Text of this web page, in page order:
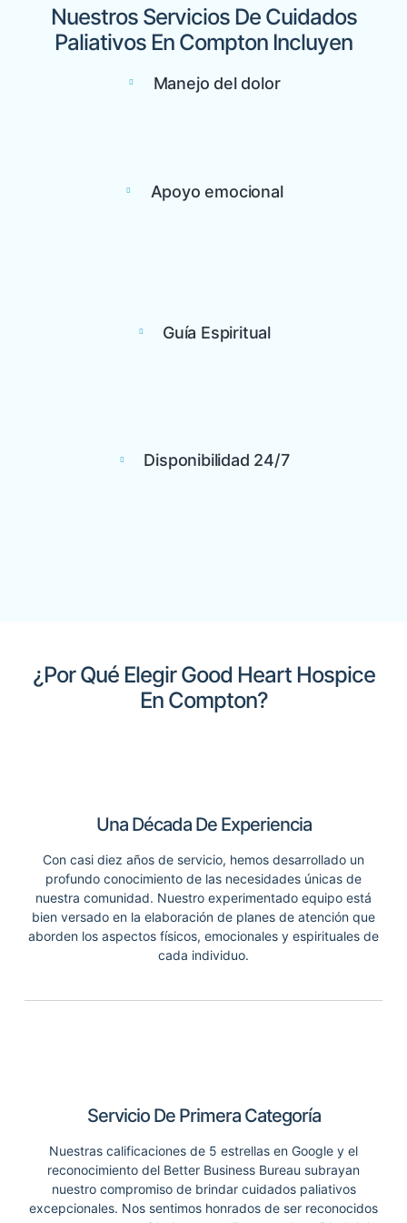
Nuestros Servicios De Cuidados
Paliativos En Compton Incluyen
Manejo del dolor
Apoyo emocional
Guía Espiritual
Disponibilidad 24/7
¿Por Qué Elegir Good Heart Hospice
En Compton?
Una Década De Experiencia
Con casi diez años de servicio, hemos desarrollado un
profundo conocimiento de las necesidades únicas de
nuestra comunidad. Nuestro experimentado equipo está
bien versado en la elaboración de planes de atención que
aborden los aspectos físicos, emocionales y espirituales de
cada individuo.
Servicio De Primera Categoría
Nuestras calificaciones de 5 estrellas en Google y el
reconocimiento del Better Business Bureau subrayan
nuestro compromiso de brindar cuidados paliativos
excepcionales. Nos sentimos honrados de ser reconocidos